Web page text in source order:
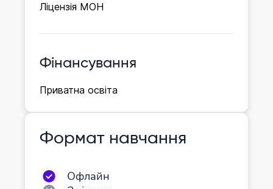
Ліцензія МОН
Фінансування
Приватна освіта
Формат навчання
Офлайн